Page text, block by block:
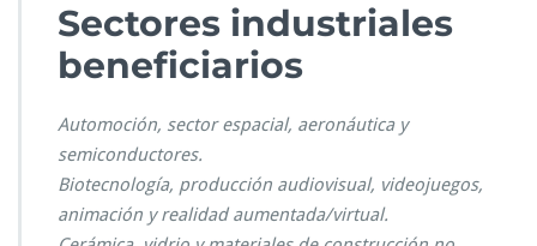
Sectores industriales
beneficiarios
Automoción, sector espacial, aeronáutica y
semiconductores.
Biotecnología, producción audiovisual, videojuegos,
animación y realidad aumentada/virtual.